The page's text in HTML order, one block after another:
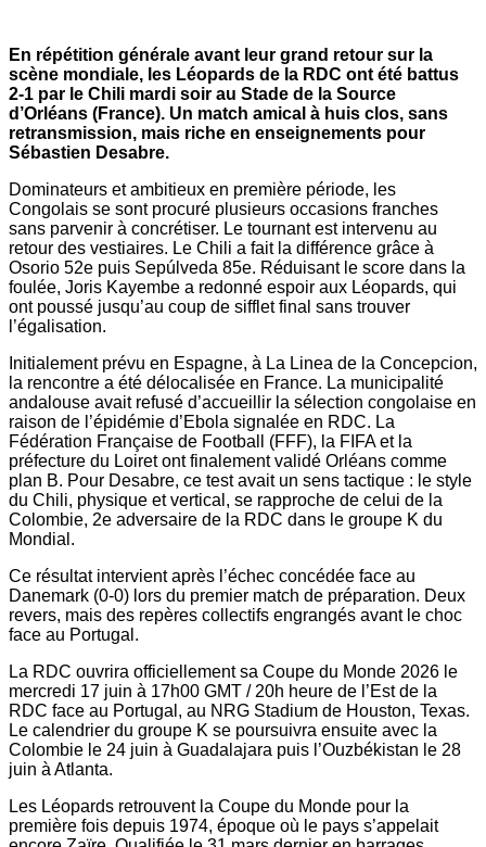
En répétition générale avant leur grand retour sur la
scène mondiale, les Léopards de la RDC ont été battus
2-1 par le Chili mardi soir au Stade de la Source
d’Orléans (France). Un match amical à huis clos, sans
retransmission, mais riche en enseignements pour
Sébastien Desabre.
Dominateurs et ambitieux en première période, les
Congolais se sont procuré plusieurs occasions franches
sans parvenir à concrétiser. Le tournant est intervenu au
retour des vestiaires. Le Chili a fait la différence grâce à
Osorio 52e puis Sepúlveda 85e. Réduisant le score dans la
foulée, Joris Kayembe a redonné espoir aux Léopards, qui
ont poussé jusqu’au coup de sifflet final sans trouver
l’égalisation.
Initialement prévu en Espagne, à La Linea de la Concepcion,
la rencontre a été délocalisée en France. La municipalité
andalouse avait refusé d’accueillir la sélection congolaise en
raison de l’épidémie d’Ebola signalée en RDC. La
Fédération Française de Football (FFF), la FIFA et la
préfecture du Loiret ont finalement validé Orléans comme
plan B. Pour Desabre, ce test avait un sens tactique : le style
du Chili, physique et vertical, se rapproche de celui de la
Colombie, 2e adversaire de la RDC dans le groupe K du
Mondial.
Ce résultat intervient après l’échec concédée face au
Danemark (0-0) lors du premier match de préparation. Deux
revers, mais des repères collectifs engrangés avant le choc
face au Portugal.
La RDC ouvrira officiellement sa Coupe du Monde 2026 le
mercredi 17 juin à 17h00 GMT / 20h heure de l’Est de la
RDC face au Portugal, au NRG Stadium de Houston, Texas.
Le calendrier du groupe K se poursuivra ensuite avec la
Colombie le 24 juin à Guadalajara puis l’Ouzbékistan le 28
juin à Atlanta.
Les Léopards retrouvent la Coupe du Monde pour la
première fois depuis 1974, époque où le pays s’appelait